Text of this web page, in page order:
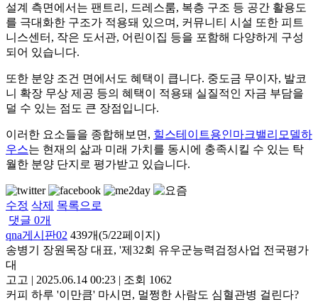
설계 측면에서는 팬트리, 드레스룸, 복층 구조 등 공간 활용도
를 극대화한 구조가 적용돼 있으며, 커뮤니티 시설 또한 피트
니스센터, 작은 도서관, 어린이집 등을 포함해 다양하게 구성
되어 있습니다.
또한 분양 조건 면에서도 혜택이 큽니다. 중도금 무이자, 발코
니 확장 무상 제공 등의 혜택이 적용돼 실질적인 자금 부담을
덜 수 있는 점도 큰 장점입니다.
이러한 요소들을 종합해보면, 힐스테이트용인마크밸리모델하
우스는 현재의 삶과 미래 가치를 동시에 충족시킬 수 있는 탁
월한 분양 단지로 평가받고 있습니다.
수정 삭제 목록으로
댓글 0개
qna게시판02 439개(5/22페이지)
송병기 장원목장 대표, '제32회 유우군능력검정사업 전국평가
대
고고 | 2025.06.14 00:23 | 조회 1062
커피 하루 '이만큼' 마시면, 멀쩡한 사람도 심혈관병 걸린다?